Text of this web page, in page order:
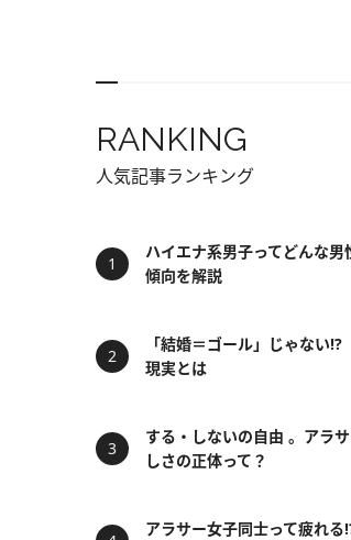
RANKING
人気記事ランキング
ハイエナ系男子ってどんな
傾向を解説
「結婚＝ゴール」じゃない
現実とは
する・しないの自由 。アラ
しさの正体って？
アラサー女子同士って疲れ